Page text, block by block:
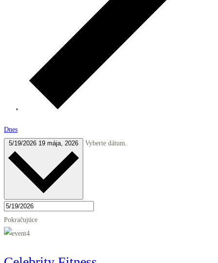
Dnes
5/19/2026 19 mája, 2026 Vyberte dátum.
Pokračujúce